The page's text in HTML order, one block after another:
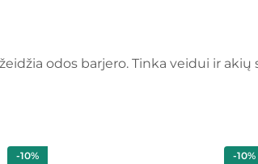
odos barjero. Tinka veidui ir
-10% -10%